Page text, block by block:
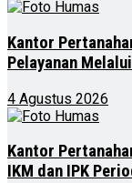
Kantor
Pelayanan
4 Agustus 2026
Kantor
IKM dan IPK